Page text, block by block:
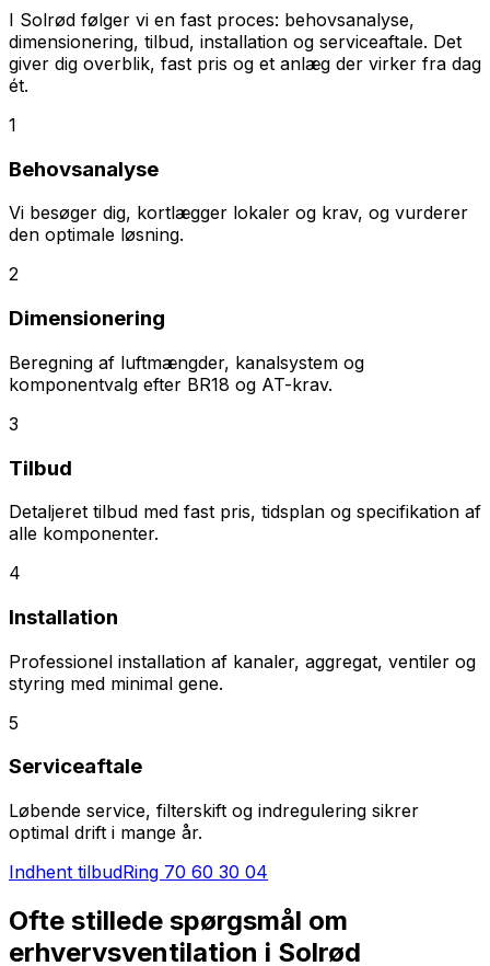
I Solrød følger vi en fast proces: behovsanalyse,
dimensionering, tilbud, installation og serviceaftale. Det
giver dig overblik, fast pris og et anlæg der virker fra dag
ét.
1
Behovsanalyse
Vi besøger dig, kortlægger lokaler og krav, og vurderer
den optimale løsning.
2
Dimensionering
Beregning af luftmængder, kanalsystem og
komponentvalg efter BR18 og AT-krav.
3
Tilbud
Detaljeret tilbud med fast pris, tidsplan og specifikation af
alle komponenter.
4
Installation
Professionel installation af kanaler, aggregat, ventiler og
styring med minimal gene.
5
Serviceaftale
Løbende service, filterskift og indregulering sikrer
optimal drift i mange år.
Indhent tilbudRing 70 60 30 04
Ofte stillede spørgsmål om
erhvervsventilation i Solrød